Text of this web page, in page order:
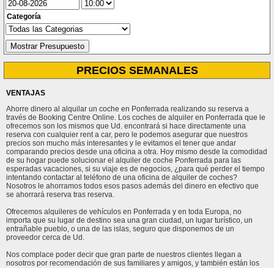
Categoría
PRECIOS SEMANALES
VENTAJAS
Ahorre dinero al alquilar un coche en Ponferrada realizando su reserva a
través de Booking Centre Online. Los coches de alquiler en Ponferrada que le
ofrecemos son los mismos que Ud. encontrará si hace directamente una
reserva con cualquier rent a car, pero le podemos asegurar que nuestros
precios son mucho más interesantes y le evitamos el tener que andar
comparando precios desde una oficina a otra. Hoy mismo desde la comodidad
de su hogar puede solucionar el alquiler de coche Ponferrada para las
esperadas vacaciones, si su viaje es de negocios, ¿para qué perder el tiempo
intentando contactar al teléfono de una oficina de alquiler de coches?
Nosotros le ahorramos todos esos pasos además del dinero en efectivo que
se ahorrará reserva tras reserva.
Ofrecemos alquileres de vehículos en Ponferrada y en toda Europa, no
importa que su lugar de destino sea una gran ciudad, un lugar turístico, un
entrañable pueblo, o una de las islas, seguro que disponemos de un
proveedor cerca de Ud.
Nos complace poder decir que gran parte de nuestros clientes llegan a
nosotros por recomendación de sus familiares y amigos, y también están los